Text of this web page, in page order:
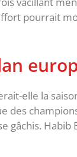
pourrait
elle la
des
gâchis. ‎Habib